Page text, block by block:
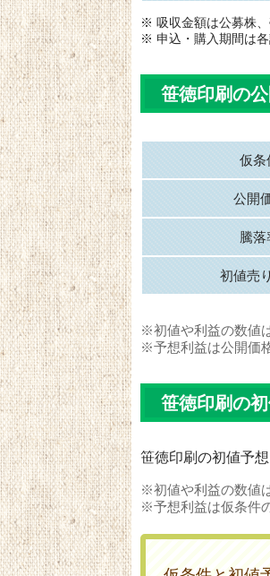
※ 吸収金額は公募株、
※ 申込・購入期間は各
笹徳印刷の
仮条
公開
騰落
初値売
※初値や利益の数値
※予想利益は公開価
笹徳印刷の
笹徳印刷の初値予想
※初値や利益の数値
※予想利益は仮条件